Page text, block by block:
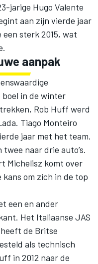
jarige Hugo Valente
aan zijn vierde jaar
sterk 2015, wat
aanpak
in de winter
Rob Huff werd
Tiago Monteiro
jaar met het team.
naar drie auto’s.
Michelisz komt over
om zich in de top
een en ander
Het Italiaanse JAS
de Britse
als technisch
in 2012 naar de